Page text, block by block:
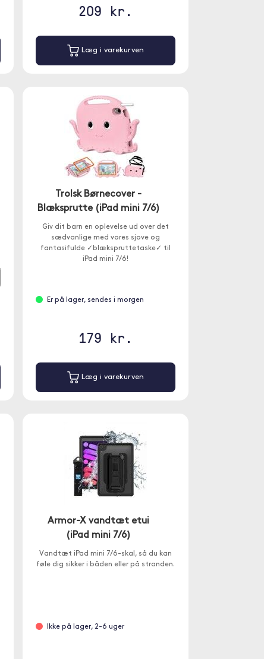
209 kr.
Læg i varekurven
Trolsk Børnecover -
Blæksprutte (iPad mini 7/6)
Giv dit barn en oplevelse ud over det
sædvanlige med vores sjove og
fantasifulde ✓blækspruttetaske✓ til
iPad mini 7/6!
Er på lager, sendes i morgen
179 kr.
Læg i varekurven
Armor-X vandtæt etui
(iPad mini 7/6)
Vandtæt iPad mini 7/6-skal, så du kan
føle dig sikker i båden eller på stranden.
Ikke på lager, 2-6 uger